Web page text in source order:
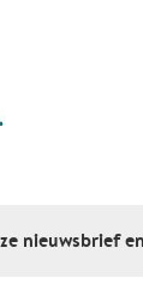
nieuwsbrief